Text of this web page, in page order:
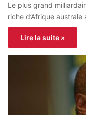
Le plus grand
riche d’Afrique
Lire la suite »